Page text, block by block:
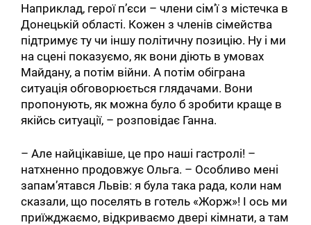
Наприклад, герої п’єси – члени сім’ї з містечка в
Донецькій області. Кожен з членів сімейства
підтримує ту чи іншу політичну позицію. Ну і ми
на сцені показуємо, як вони діють в умовах
Майдану, а потім війни. А потім обіграна
ситуація обговорюється глядачами. Вони
пропонують, як можна було б зробити краще в
якійсь ситуації, – розповідає Ганна.
– Але найцікавіше, це про наші гастролі! –
натхненно продовжує Ольга. – Особливо мені
запам’ятався Львів: я була така рада, коли нам
сказали, що поселять в готель «Жорж»! І ось ми
приїжджаємо, відкриваємо двері кімнати, а там